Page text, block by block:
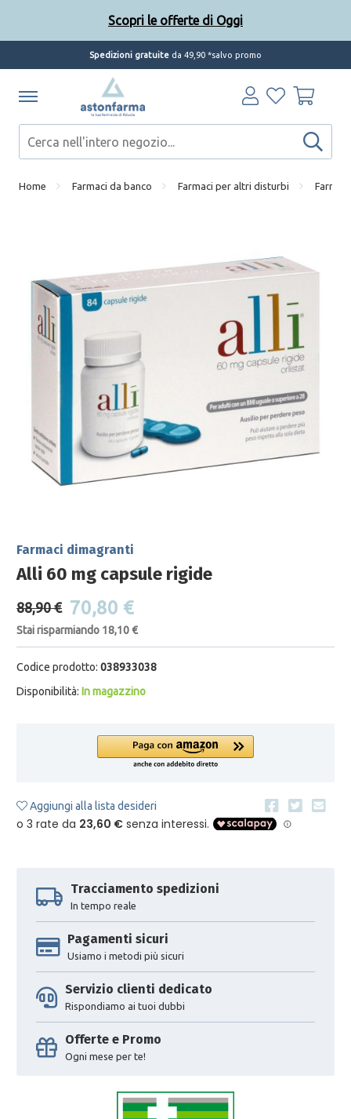
Spedizioni gratuite da 49,90 *salvo promo
Home Farmaci da banco Farmaci per altri disturbi
Farmaci dimagranti
Alli 60 mg capsule rigide
88,90 € 70,80 €
Stai risparmiando 18,10 €
Codice prodotto: 038933038
Disponibilità: In magazzino
Aggiungi alla lista desideri
Tracciamento spedizioni
In tempo reale
Pagamenti sicuri
Usiamo i metodi più sicuri
Servizio clienti dedicato
Rispondiamo ai tuoi dubbi
Offerte e Promo
Ogni mese per te!
Scopri le offerte di Oggi